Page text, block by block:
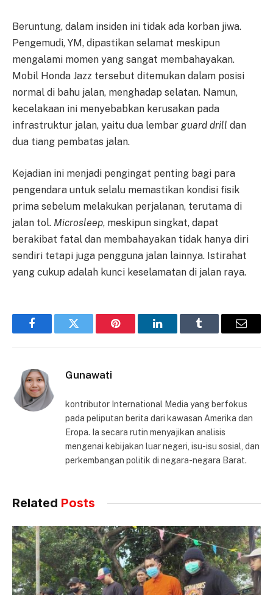
Beruntung, dalam insiden ini tidak ada korban jiwa.
Pengemudi, YM, dipastikan selamat meskipun
mengalami momen yang sangat membahayakan.
Mobil Honda Jazz tersebut ditemukan dalam posisi
normal di bahu jalan, menghadap selatan. Namun,
kecelakaan ini menyebabkan kerusakan pada
infrastruktur jalan, yaitu dua lembar guard drill dan
dua tiang pembatas jalan.
Kejadian ini menjadi pengingat penting bagi para
pengendara untuk selalu memastikan kondisi fisik
prima sebelum melakukan perjalanan, terutama di
jalan tol. Microsleep, meskipun singkat, dapat
berakibat fatal dan membahayakan tidak hanya diri
sendiri tetapi juga pengguna jalan lainnya. Istirahat
yang cukup adalah kunci keselamatan di jalan raya.
FacebookTwitter Pinterest LinkedInTumblr Email
Gunawati
kontributor International Media yang berfokus
pada peliputan berita dari kawasan Amerika dan
Eropa. Ia secara rutin menyajikan analisis
mengenai kebijakan luar negeri, isu-isu sosial, dan
perkembangan politik di negara-negara Barat.
Related Posts